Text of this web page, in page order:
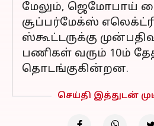
மேலும், ஜெமோபாய்
சூப்பர்மேக்ஸ்
ஸ்கூட்டருக்கு
பணிகள் வரும் 10ம்
தொடங்குகின்றன.
செய்தி இத்துடன்